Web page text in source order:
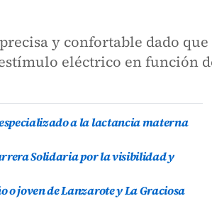
y confortable dado
eléctrico en función
a la lactancia materna
Solidaria por la visibilidad y
joven de Lanzarote y La Graciosa